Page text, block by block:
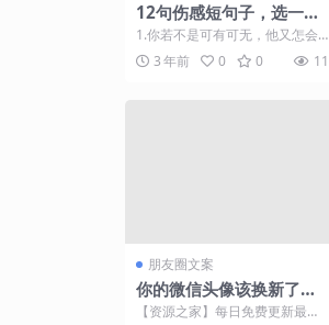
12句伤感短句子，选一句
做个性签名吧
1.你若不是可有可无，他又怎会
忽冷忽热。 2.时间不会回头，感
情岂有如果。 3....
3 年前 0 0 11
朋友圈文案
你的微信头像该换新了，5
0多张多款特效质感签名头
【资源之家】每日免费更新最热